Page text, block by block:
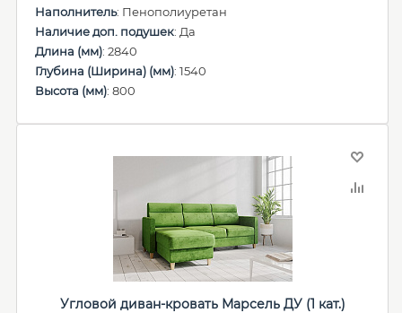
Наполнитель: Пенополиуретан
Наличие доп. подушек: Да
Длина (мм): 2840
Глубина (Ширина) (мм): 1540
Высота (мм): 800
Угловой диван-кровать Марсель ДУ (1 кат.)